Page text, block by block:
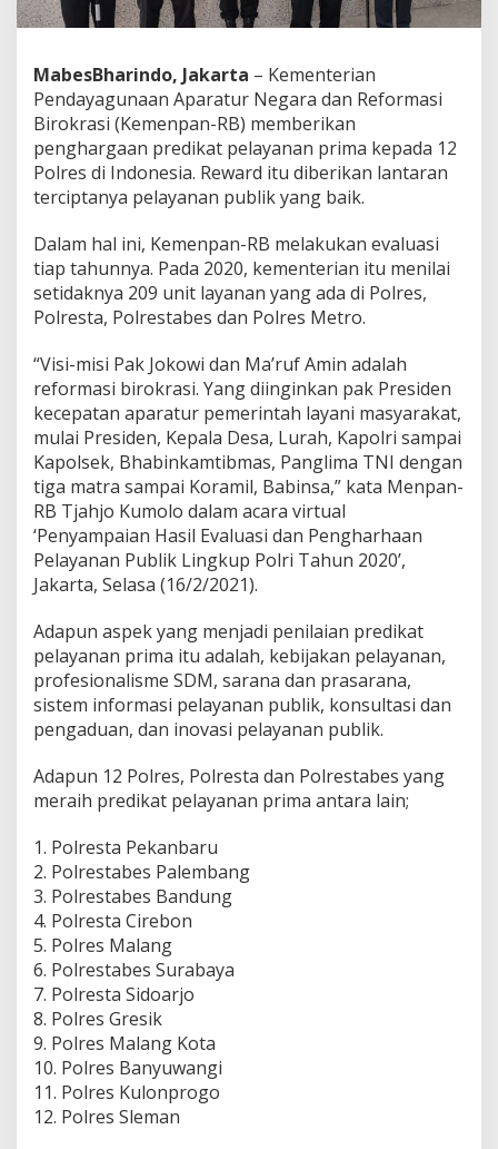
h
a
g
a
a
n
P
r
e
k
a
t
P
a
y
a
n
a
n
P
r
i
m
a
T
h
u
n
0
2
k
e
2
P
o
l
s
MabesBharindo, Jakarta – Kementerian
Pendayagunaan Aparatur Negara dan Reformasi
Birokrasi (Kemenpan-RB) memberikan
penghargaan predikat pelayanan prima kepada 12
Polres di Indonesia. Reward itu diberikan lantaran
terciptanya pelayanan publik yang baik.
Dalam hal ini, Kemenpan-RB melakukan evaluasi
tiap tahunnya. Pada 2020, kementerian itu menilai
setidaknya 209 unit layanan yang ada di Polres,
Polresta, Polrestabes dan Polres Metro.
“Visi-misi Pak Jokowi dan Ma’ruf Amin adalah
reformasi birokrasi. Yang diinginkan pak Presiden
kecepatan aparatur pemerintah layani masyarakat,
mulai Presiden, Kepala Desa, Lurah, Kapolri sampai
Kapolsek, Bhabinkamtibmas, Panglima TNI dengan
tiga matra sampai Koramil, Babinsa,” kata Menpan-
RB Tjahjo Kumolo dalam acara virtual
‘Penyampaian Hasil Evaluasi dan Pengharhaan
Pelayanan Publik Lingkup Polri Tahun 2020’,
Jakarta, Selasa (16/2/2021).
Adapun aspek yang menjadi penilaian predikat
pelayanan prima itu adalah, kebijakan pelayanan,
profesionalisme SDM, sarana dan prasarana,
sistem informasi pelayanan publik, konsultasi dan
pengaduan, dan inovasi pelayanan publik.
Adapun 12 Polres, Polresta dan Polrestabes yang
meraih predikat pelayanan prima antara lain;
1. Polresta Pekanbaru
2. Polrestabes Palembang
3. Polrestabes Bandung
4. Polresta Cirebon
5. Polres Malang
6. Polrestabes Surabaya
7. Polresta Sidoarjo
8. Polres Gresik
9. Polres Malang Kota
10. Polres Banyuwangi
11. Polres Kulonprogo
12. Polres Sleman